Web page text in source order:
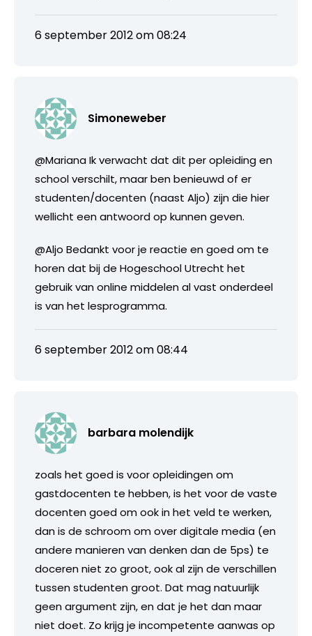
6 september 2012 om 08:24
Simoneweber
@Mariana Ik verwacht dat dit per opleiding en
school verschilt, maar ben benieuwd of er
studenten/docenten (naast Aljo) zijn die hier
wellicht een antwoord op kunnen geven.
@Aljo Bedankt voor je reactie en goed om te
horen dat bij de Hogeschool Utrecht het
gebruik van online middelen al vast onderdeel
is van het lesprogramma.
6 september 2012 om 08:44
barbara molendijk
zoals het goed is voor opleidingen om
gastdocenten te hebben, is het voor de vaste
docenten goed om ook in het veld te werken,
dan is de schroom om over digitale media (en
andere manieren van denken dan de 5ps) te
doceren niet zo groot, ook al zijn de verschillen
tussen studenten groot. Dat mag natuurlijk
geen argument zijn, en dat je het dan maar
niet doet. Zo krijg je incompetente aanwas op